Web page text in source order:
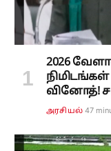
2026
வினோத்!
அரசியல் 47